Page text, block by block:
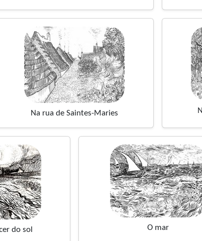
Na rua de Saintes-Maries
do sol O mar